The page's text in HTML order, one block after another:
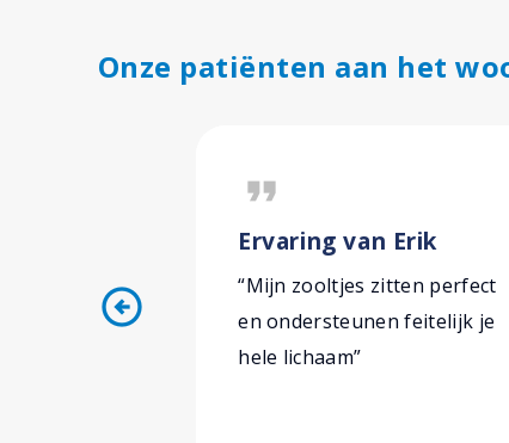
Onze patiënten aan het
arrow_circle_left
format_quote
Ervaring van Erik
“Mijn zooltjes zitten perfect
en ondersteunen feitelijk je
hele lichaam”